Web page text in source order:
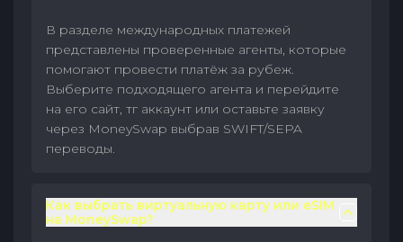
В разделе международных платежей
представлены проверенные агенты, которые
помогают провести платёж за рубеж.
Выберите подходящего агента и перейдите
на его сайт, тг аккаунт или оставьте заявку
через MoneySwap выбрав SWIFT/SEPA
переводы.
Как выбрать виртуальную карту или eSIM
на MoneySwap?